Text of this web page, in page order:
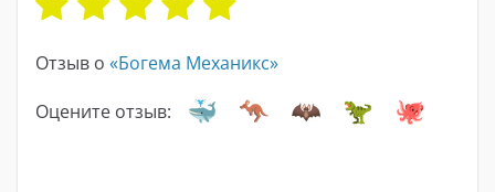
Отзыв о «Богема Механикс»
Оцените отзыв: